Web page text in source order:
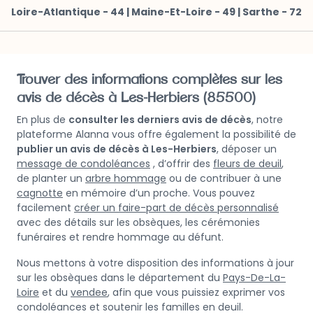
Loire-Atlantique - 44 | Maine-Et-Loire - 49 | Sarthe - 72
Trouver des informations complètes sur les
avis de décès à Les-Herbiers (85500)
En plus de consulter les derniers avis de décès, notre
plateforme Alanna vous offre également la possibilité de
publier un avis de décès à Les-Herbiers, déposer un
message de condoléances , d’offrir des fleurs de deuil,
de planter un arbre hommage ou de contribuer à une
cagnotte en mémoire d’un proche. Vous pouvez
facilement créer un faire-part de décès personnalisé
avec des détails sur les obsèques, les cérémonies
funéraires et rendre hommage au défunt.
Nous mettons à votre disposition des informations à jour
sur les obsèques dans le département du Pays-De-La-
Loire et du vendee, afin que vous puissiez exprimer vos
condoléances et soutenir les familles en deuil.